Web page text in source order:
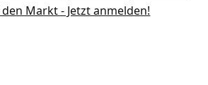
Markt - Jetzt anmelden!